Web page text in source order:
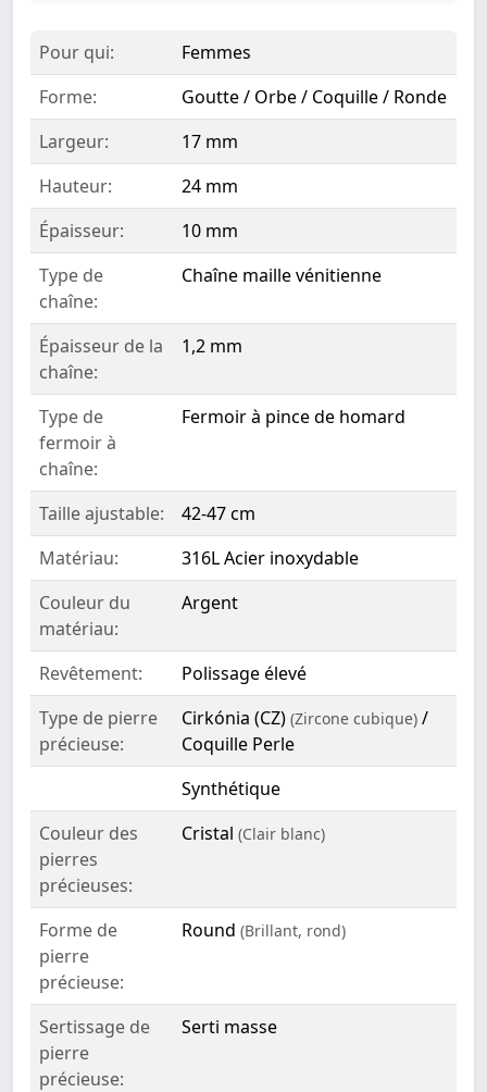
Pour qui:
Femmes
Forme:
Goutte / Orbe / Coquille / Ronde
Largeur:
17 mm
Hauteur:
24 mm
Épaisseur:
10 mm
Type de
chaîne:
Chaîne maille vénitienne
Épaisseur de la
chaîne:
1,2 mm
Type de
fermoir à
chaîne:
Fermoir à pince de homard
Taille ajustable:
42-47 cm
Matériau:
316L Acier inoxydable
Couleur du
matériau:
Argent
Revêtement:
Polissage élevé
Type de pierre
précieuse:
Cirkónia (CZ) (Zircone cubique) /
Coquille Perle
Synthétique
Couleur des
pierres
précieuses:
Cristal (Clair blanc)
Forme de
pierre
précieuse:
Round (Brillant, rond)
Sertissage de
pierre
précieuse:
Serti masse